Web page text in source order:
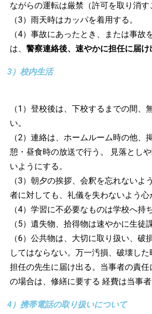
ながらの運転は厳禁（許可を取り消す
（3）雨天時はカッパを着用する。
（4）事故にあったとき、または事故
は、 警察連絡後、速やかに担任に届け
3）校内生活
（1）登校後は、下校するまでの間、
い。
（2）連絡は、ホームルーム時の他、
憩・昼食時の放送で行う。 見落とし
いようにする。
（3）朝夕の挨拶、会釈を忘れないよ
者に対しても、礼儀を失わないよう心
（4）学習に不必要なものは学校へ持
（5）遺失物、拾得物は速やかに生徒
（6）公共物は、大切に取り扱い、破
してはならない。万一汚損、破壊し
担任の先生に届け出る。当事者の責任
の場合は、修繕に要する 経費は当事者
4）携帯電話の取り扱いについて